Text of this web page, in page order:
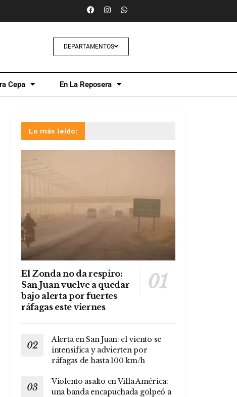
DEPARTAMENTOS
Cepa En La Reposera
Lo más leído:
El Zonda no da respiro:
San Juan vuelve a quedar
bajo alerta por fuertes
ráfagas este viernes
Alerta en San Juan: el viento se
intensifica y advierten por
ráfagas de hasta 100 km/h
Violento asalto en Villa América:
una banda encapuchada golpeó a